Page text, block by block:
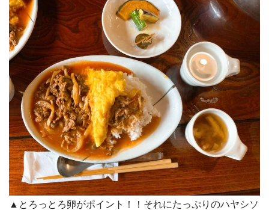
▲とろっとろ卵がポイント！！それにたっぷりのハヤシソ